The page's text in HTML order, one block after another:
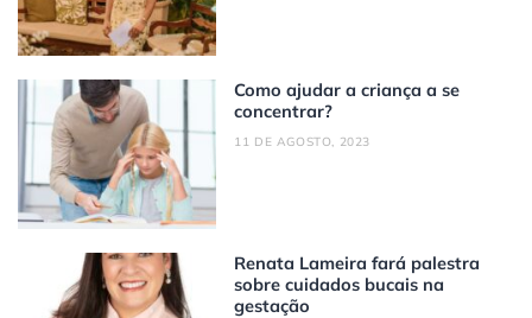
Como ajudar a criança a se
concentrar?
11 DE AGOSTO, 2023
Renata Lameira fará palestra
sobre cuidados bucais na
gestação